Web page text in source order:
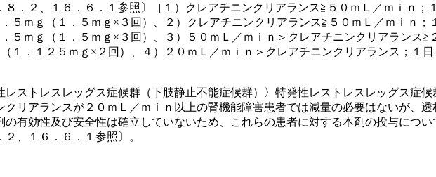
８．２、１６．６．１参照〕［１）クレアチニンクリアランス≧５０ｍＬ／ｍｉｎ
５ｍｇ（１．５ｍｇ×３回）、２）クレアチニンクリアランス≧５０ｍＬ／ｍｉｎ
５ｍｇ（１．５ｍｇ×３回）、３）５０ｍＬ／ｍｉｎ＞クレアチニンクリアランス
１．１２５ｍｇ×２回）、４）２０ｍＬ／ｍｉｎ＞クレアチニンクリアランス；１
ストレスレッグス症候群（下肢静止不能症候群）〉特発性レストレスレッグス症
リアランスが２０ｍＬ／ｍｉｎ以上の腎機能障害患者では減量の必要はないが、
有効性及び安全性は確立していないため、これらの患者に対する本剤の投与につ
、１６．６．１参照〕。